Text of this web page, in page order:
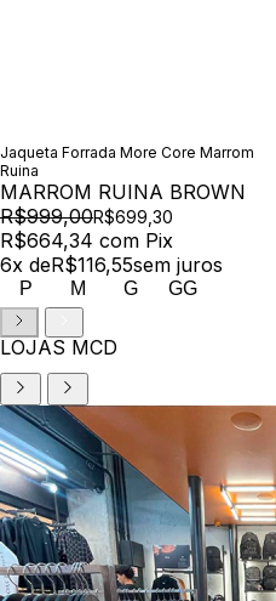
Jaqueta Forrada More Core Marrom
Ruina
MARROM RUINA BROWN
R$999,00R$699,30
R$664,34 com Pix
6x deR$116,55sem juros
P M G GG
LOJAS MCD